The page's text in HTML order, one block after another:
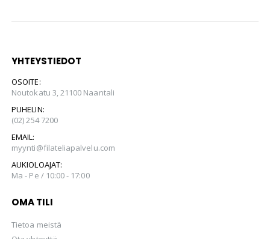
YHTEYSTIEDOT
OSOITE:
Noutokatu 3, 21100 Naantali
PUHELIN:
(02) 254 7200
EMAIL:
myynti@filateliapalvelu.com
AUKIOLOAJAT:
Ma - Pe / 10:00 - 17:00
OMA TILI
Tietoa meistä